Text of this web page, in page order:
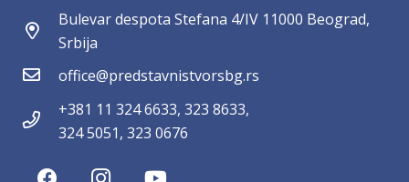
Bulevar despota Stefana 4/IV 11000 Beograd,
Srbija
office@predstavnistvorsbg.rs
+381 11 324 6633, 323 8633,
324 5051, 323 0676